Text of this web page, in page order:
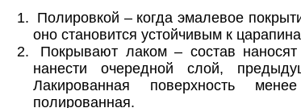
Полировкой – когда эмалевое
оно становится устойчивым к
Покрывают лаком – состав
нанести очередной слой,
Лакированная поверхность
полированная.